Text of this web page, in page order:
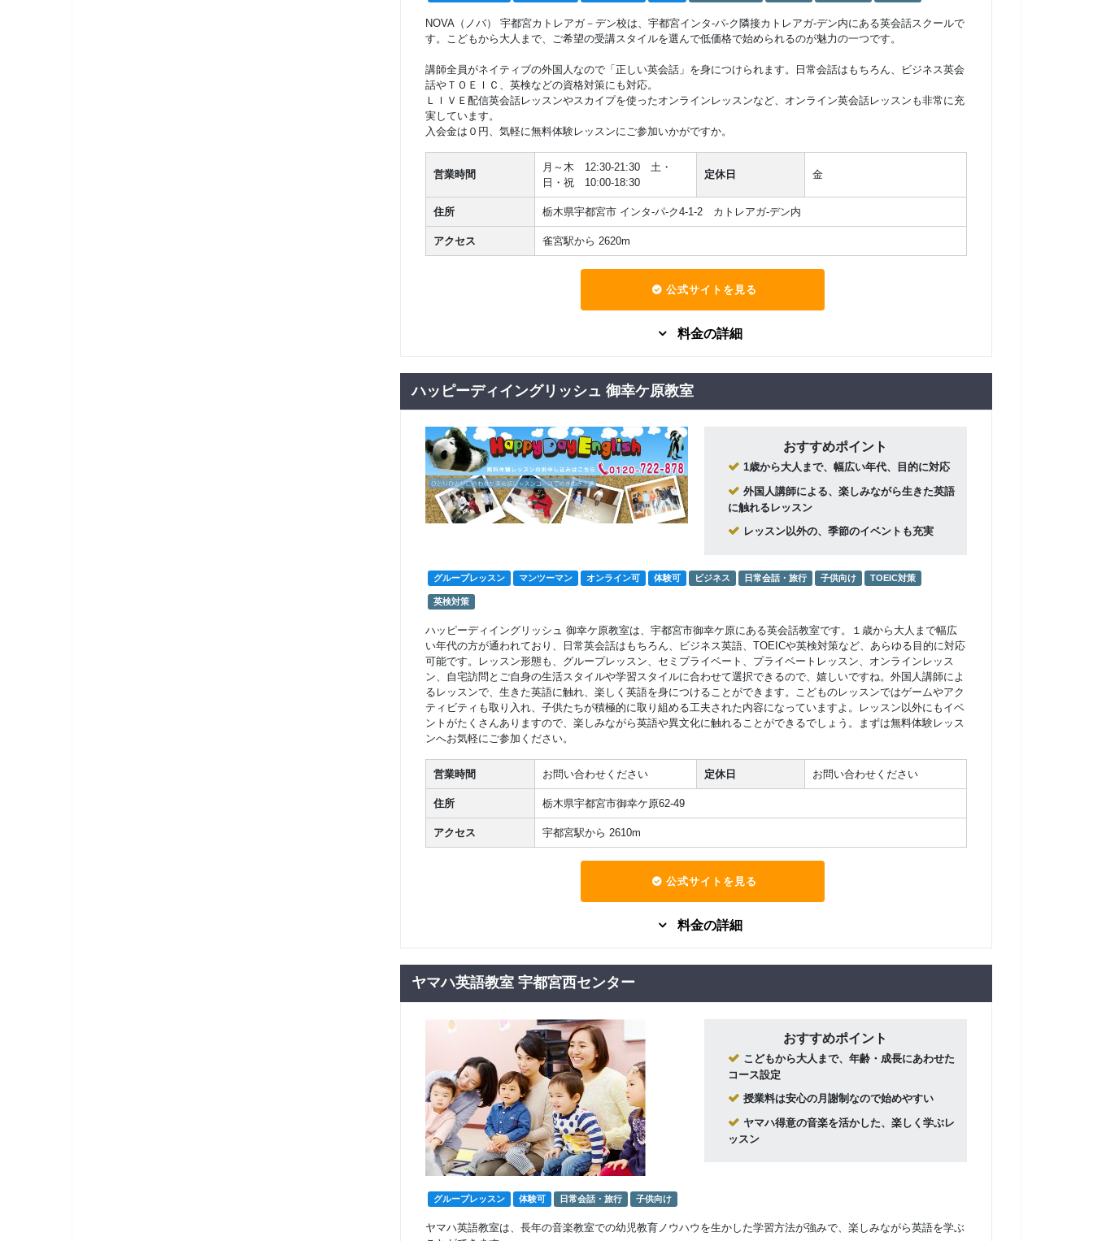
プレッスン
グループレッスン
28,000
円(税込) / 総額
回数：12 / 1セッション40分
フリープランマンツ
ーマンレッスン
28,000 円(税込) / 月
回数：4 / 1セッション40分
フリープランマンツ
ーマンレッスン
マンツーマン
50,000 円(税込) / 月
回数：8 / 1セッション40分
マンツーマン
NOVA（ノバ） 宇都宮カトレアガ－デン校は、宇都宮インタ-パ-ク隣接カトレアガ-デン内にある英会話スクールで
す。こどもから大人まで、ご希望の受講スタイルを選んで低価格で始められるのが魅力の一つです。
講師全員がネイティブの外国人なので「正しい英会話」を身につけられます。日常会話はもちろん、ビジネス英会
話やＴＯＥＩＣ、英検などの資格対策にも対応。
ＬＩＶＥ配信英会話レッスンやスカイプを使ったオンラインレッスンなど、オンライン英会話レッスンも非常に充
実しています。
入会金は０円、気軽に無料体験レッスンにご参加いかがですか。
営業時間
月～木 12:30-21:30 土・
日・祝 10:00-18:30
定休日 金
住所 栃木県宇都宮市 インタ-パ-ク4-1-2 カトレアガ-デン内
アクセス 雀宮駅から 2620m
公式サイトを見る
料金の詳細
固定プラングループ
レッスン
グループレッスン
10,000 円(税込) / 月
回数：4 / 1セッション40分
固定プランマンツー
マンレッスン
マンツーマン
22,222 円(税込) / 月
回数：4 / 1セッション40分
グループレッスン
フリープラングルー
回数：8 / 1セッション40分
フリープラングルー
プレッスン
グループレッスン
28,000 円(税込) / 総額
回数：12 / 1セッション40分
ーマンレッスン
マンツーマン
28,000 円(税込) / 月
回数：4 / 1セッション40分
ーマンレッスン
マンツーマン
50,000 円(税込) / 月
70,000
回数：4 / 1セッション40分
ハッピーディイングリッシュ 御幸ケ原教室
おすすめポイント
1歳から大人まで、幅広い年代、目的に対応
外国人講師による、楽しみながら生きた英語
に触れるレッスン
レッスン以外の、季節のイベントも充実
グループレッスン マンツーマン オンライン可 体験可 ビジネス 日常会話・旅行 子供向け TOEIC対策
英検対策
ハッピーディイングリッシュ 御幸ケ原教室は、宇都宮市御幸ケ原にある英会話教室です。１歳から大人まで幅広
い年代の方が通われており、日常英会話はもちろん、ビジネス英語、TOEICや英検対策など、あらゆる目的に対応
可能です。レッスン形態も、グループレッスン、セミプライベート、プライベートレッスン、オンラインレッス
ン、自宅訪問とご自身の生活スタイルや学習スタイルに合わせて選択できるので、嬉しいですね。外国人講師によ
るレッスンで、生きた英語に触れ、楽しく英語を身につけることができます。こどものレッスンではゲームやアク
ティビティも取り入れ、子供たちが積極的に取り組める工夫された内容になっていますよ。レッスン以外にもイベ
ントがたくさんありますので、楽しみながら英語や異文化に触れることができるでしょう。まずは無料体験レッス
ンへお気軽にご参加ください。
営業時間 お問い合わせください 定休日 お問い合わせください
住所 栃木県宇都宮市御幸ケ原62-49
アクセス 宇都宮駅から 2610m
公式サイトを見る
料金の詳細
親子（１歳～）
グループレッスン 子供向け
8,925 円(税込) / 月
回数：4 / 1セッション40分
保育園、幼稚園児
グループレッスン 子供向け
7,700 円(税込) / 月
回数：4 / 1セッション50分
小・中学生
グループレッスン 子供向け
7,850 円(税込) / 月
回数：4 / 1セッション50分
高校生・大人 8,150 円(税込) / 月
回数：4 / 1セッション50分
ヤマハ英語教室 宇都宮西センター
おすすめポイント
こどもから大人まで、年齢・成長にあわせた
コース設定
授業料は安心の月謝制なので始めやすい
ヤマハ得意の音楽を活かした、楽しく学ぶレ
ッスン
グループレッスン 体験可 日常会話・旅行 子供向け
ヤマハ英語教室は、長年の音楽教室での幼児教育ノウハウを生かした学習方法が強みで、楽しみながら英語を学ぶ